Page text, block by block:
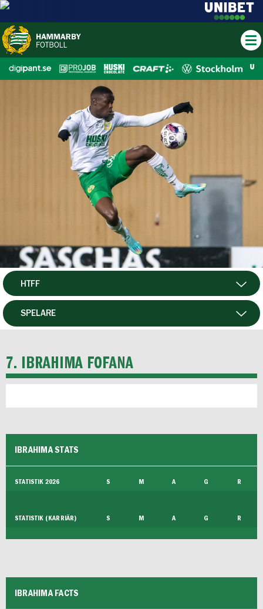
HERR
HTFF
P19
FUTSAL HERR
FUTSAL DAM
SPELARE
7. IBRAHIMA FOFANA
IBRAHIMA STATS
STATISTIK 2026 S M A G R
STATISTIK (KARRIÄR) S M A G R
IBRAHIMA FACTS